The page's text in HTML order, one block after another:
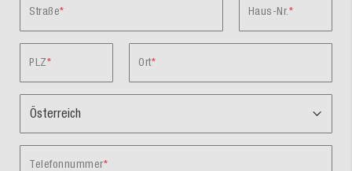
Straße Haus-Nr.
PLZ Ort
Telefonnummer